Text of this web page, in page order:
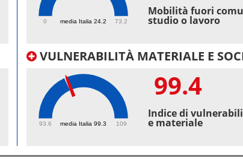
media Italia 24.2
0 73.2
Mobilità fuori
studio o lavoro
VULNERABILITÀ MATERIALE E
media Italia 99.3
93.6 109
99.4
Indice di
e materiale